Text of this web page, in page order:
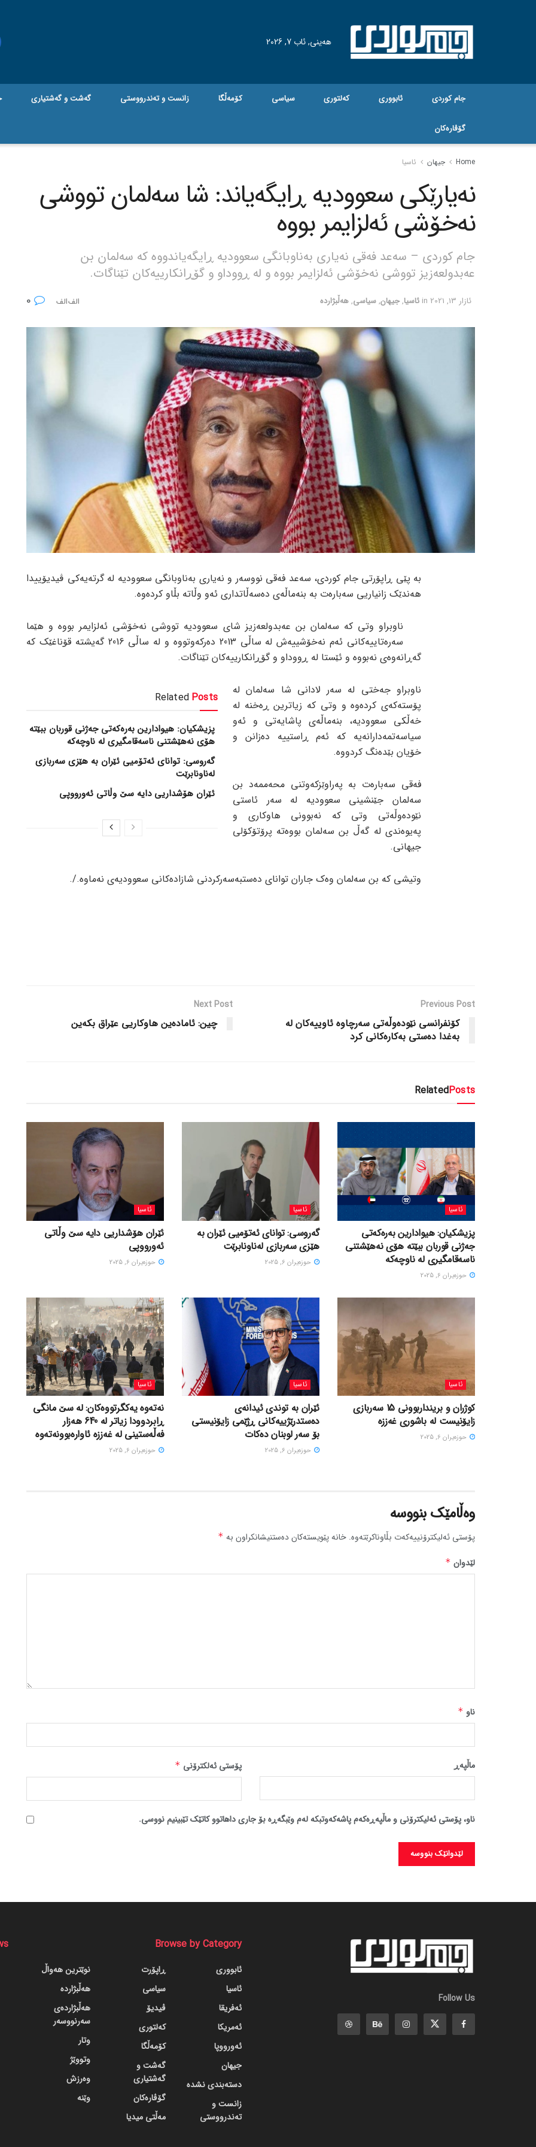
هه‌ینی, ئاب 7, 2026
جام کوردی ئابووری کەلتوری سیاسی کۆمەڵگا زانست و تەندرووستی گه‌شت و گه‌شتیاری
گۆڤاره‌کان
Home جیهان ئاسیا
نەیارێکی سعوودیە ڕایگەیاند: شا سەلمان تووشی
نەخۆشی ئەلزایمر بووە
جام کوردی – سەعد فەقی نەیاری بەناوبانگی سعوودیە ڕایگەیاندووە کە سەلمان بن
عەبدولعەزیز تووشی نەخۆشی ئەلزایمر بووە و لە ڕووداو و گۆڕانکارییەکان تێناگات.
ئازار 13, 2021 in ئاسیا,جیهان,سیاسی,هەڵبژاردە
بە پێی ڕاپۆرتی جام کوردی، سەعد فەقی نووسەر و نەیاری بەناوبانگی سعوودیە لە گرتەیەکی ڤیدیۆییدا
هەندێک زانیاریی سەبارەت بە بنەماڵەی دەسەڵاتداری ئەو وڵاتە بڵاو کردەوە.
ناوبراو وتی کە سەلمان بن عەبدولعەزیز شای سعوودیە تووشی نەخۆشی ئەلزایمر بووە و هێما
سەرەتاییەکانی ئەم نەخۆشییەش لە ساڵی 2013 دەرکەوتووە و لە ساڵی 2016 گەیشتە قۆناغێک کە
گەڕانەوەی نەبووە و ئێستا لە ڕووداو و گۆڕانکارییەکان تێناگات.
Related Posts
پزیشکیان: هیوادارین بەرەکەتی جەژنی قوربان ببێتە
هۆی نەهێشتنی ناسەقامگیری لە ناوچەکە
گەروسی: توانای ئەتۆمیی ئێران بە هێزی سەربازی
لەناونابرێت
ئێران هۆشداریی دایە سێ وڵاتی ئەورووپی
ناوبراو جەختی لە سەر لادانی شا سەلمان لە
پۆستەکەی کردەوە و وتی کە زیاترین ڕەخنە لە
خەڵکی سعوودیە، بنەماڵەی پاشایەتی و ئەو
سیاسەتمەدارانەیە کە ئەم ڕاستییە دەزانن و
خۆیان بێدەنگ کردووە.
فەقی سەبارەت بە پەراوێزکەوتنی محەممەد بن
سەلمان جێنشینی سعوودیە لە سەر ئاستی
نێودەوڵەتی وتی کە نەبوونی هاوکاری و
پەیوەندی لە گەڵ بن سەلمان بووەتە پرۆتۆکۆلی
جیهانی.
وتیشی کە بن سەلمان وەک جاران توانای دەستبەسەرکردنی شازادەکانی سعوودیەی نەماوە./.
Previous Post
کۆنفرانسی نێودەوڵەتی سەرچاوە ئاوییەکان لە
بەغدا دەستی بەکارەکانی کرد
Next Post
چین: ئامادەین هاوکاریی عێراق بکەین
RelatedPosts
ئاسیا
پزیشکیان: هیوادارین بەرەکەتی
جەژنی قوربان ببێتە هۆی نەهێشتنی
ناسەقامگیری لە ناوچەکە
حوزه‌یران 6, 2025
ئاسیا
گەروسی: توانای ئەتۆمیی ئێران بە
هێزی سەربازی لەناونابرێت
حوزه‌یران 6, 2025
ئاسیا
ئێران هۆشداریی دایە سێ وڵاتی
ئەورووپی
حوزه‌یران 6, 2025
ئاسیا
کوژران و برینداربوونی 15 سەربازی
زایۆنیست لە باشوری غەززە
حوزه‌یران 6, 2025
ئاسیا
ئێران بە توندی ئیدانەی
دەستدرێژییەکانی ڕژێمی زایۆنیستی
بۆ سەر لوبنان دەکات
حوزه‌یران 6, 2025
ئاسیا
نەتەوە یەکگرتووەکان: لە سێ مانگی
ڕابردوودا زیاتر لە 640 هەزار
فەڵەستینی لە غەززە ئاوارەبوونەتەوە
حوزه‌یران 6, 2025
وەڵامێک بنووسە
پۆستی ئەلیکترۆنییەکەت بڵاوناکرێتەوە. خانە پێویستەکان دەستنیشانکراون بە *
لێدوان *
ناو *
پۆستی ئەلکترۆنی * ماڵپه‌ڕ
ناو، پۆستی ئەلیکترۆنی و ماڵپەڕەکەم پاشەکەوتبکە لەم وێبگەڕە بۆ جاری داهاتوو کاتێک تێبینیم نووسی.
Follow Us
Browse by Category
ئابووری
ئاسیا
ئەفریقا
ئەمریکا
ئەورووپا
جیهان
دسته‌بندی نشده
زانست و
تەندرووستی
ڕاپۆرت
سیاسی
ڤیدیۆ
کەلتوری
کۆمەڵگا
گه‌شت و
گه‌شتیاری
گۆڤاره‌کان
مەڵتی میدیا
نوێترین هەواڵ
هەڵبژاردە
هەڵبژاردەی
سەرنووسەر
وتار
وتووێژ
وەرزش
وێنە